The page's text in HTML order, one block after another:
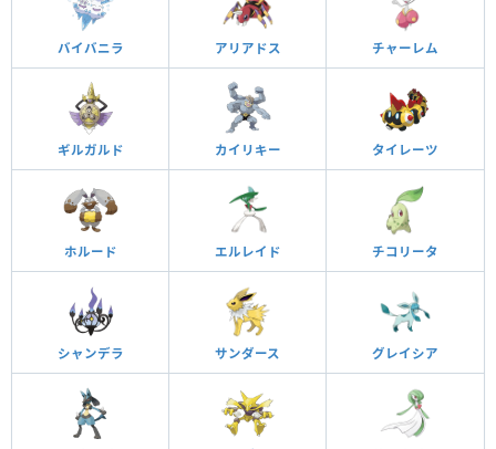
バイバニラ アリアドス チャーレム
ギルガルド カイリキー タイレーツ
ホルード エルレイド チコリータ
シャンデラ サンダース グレイシア